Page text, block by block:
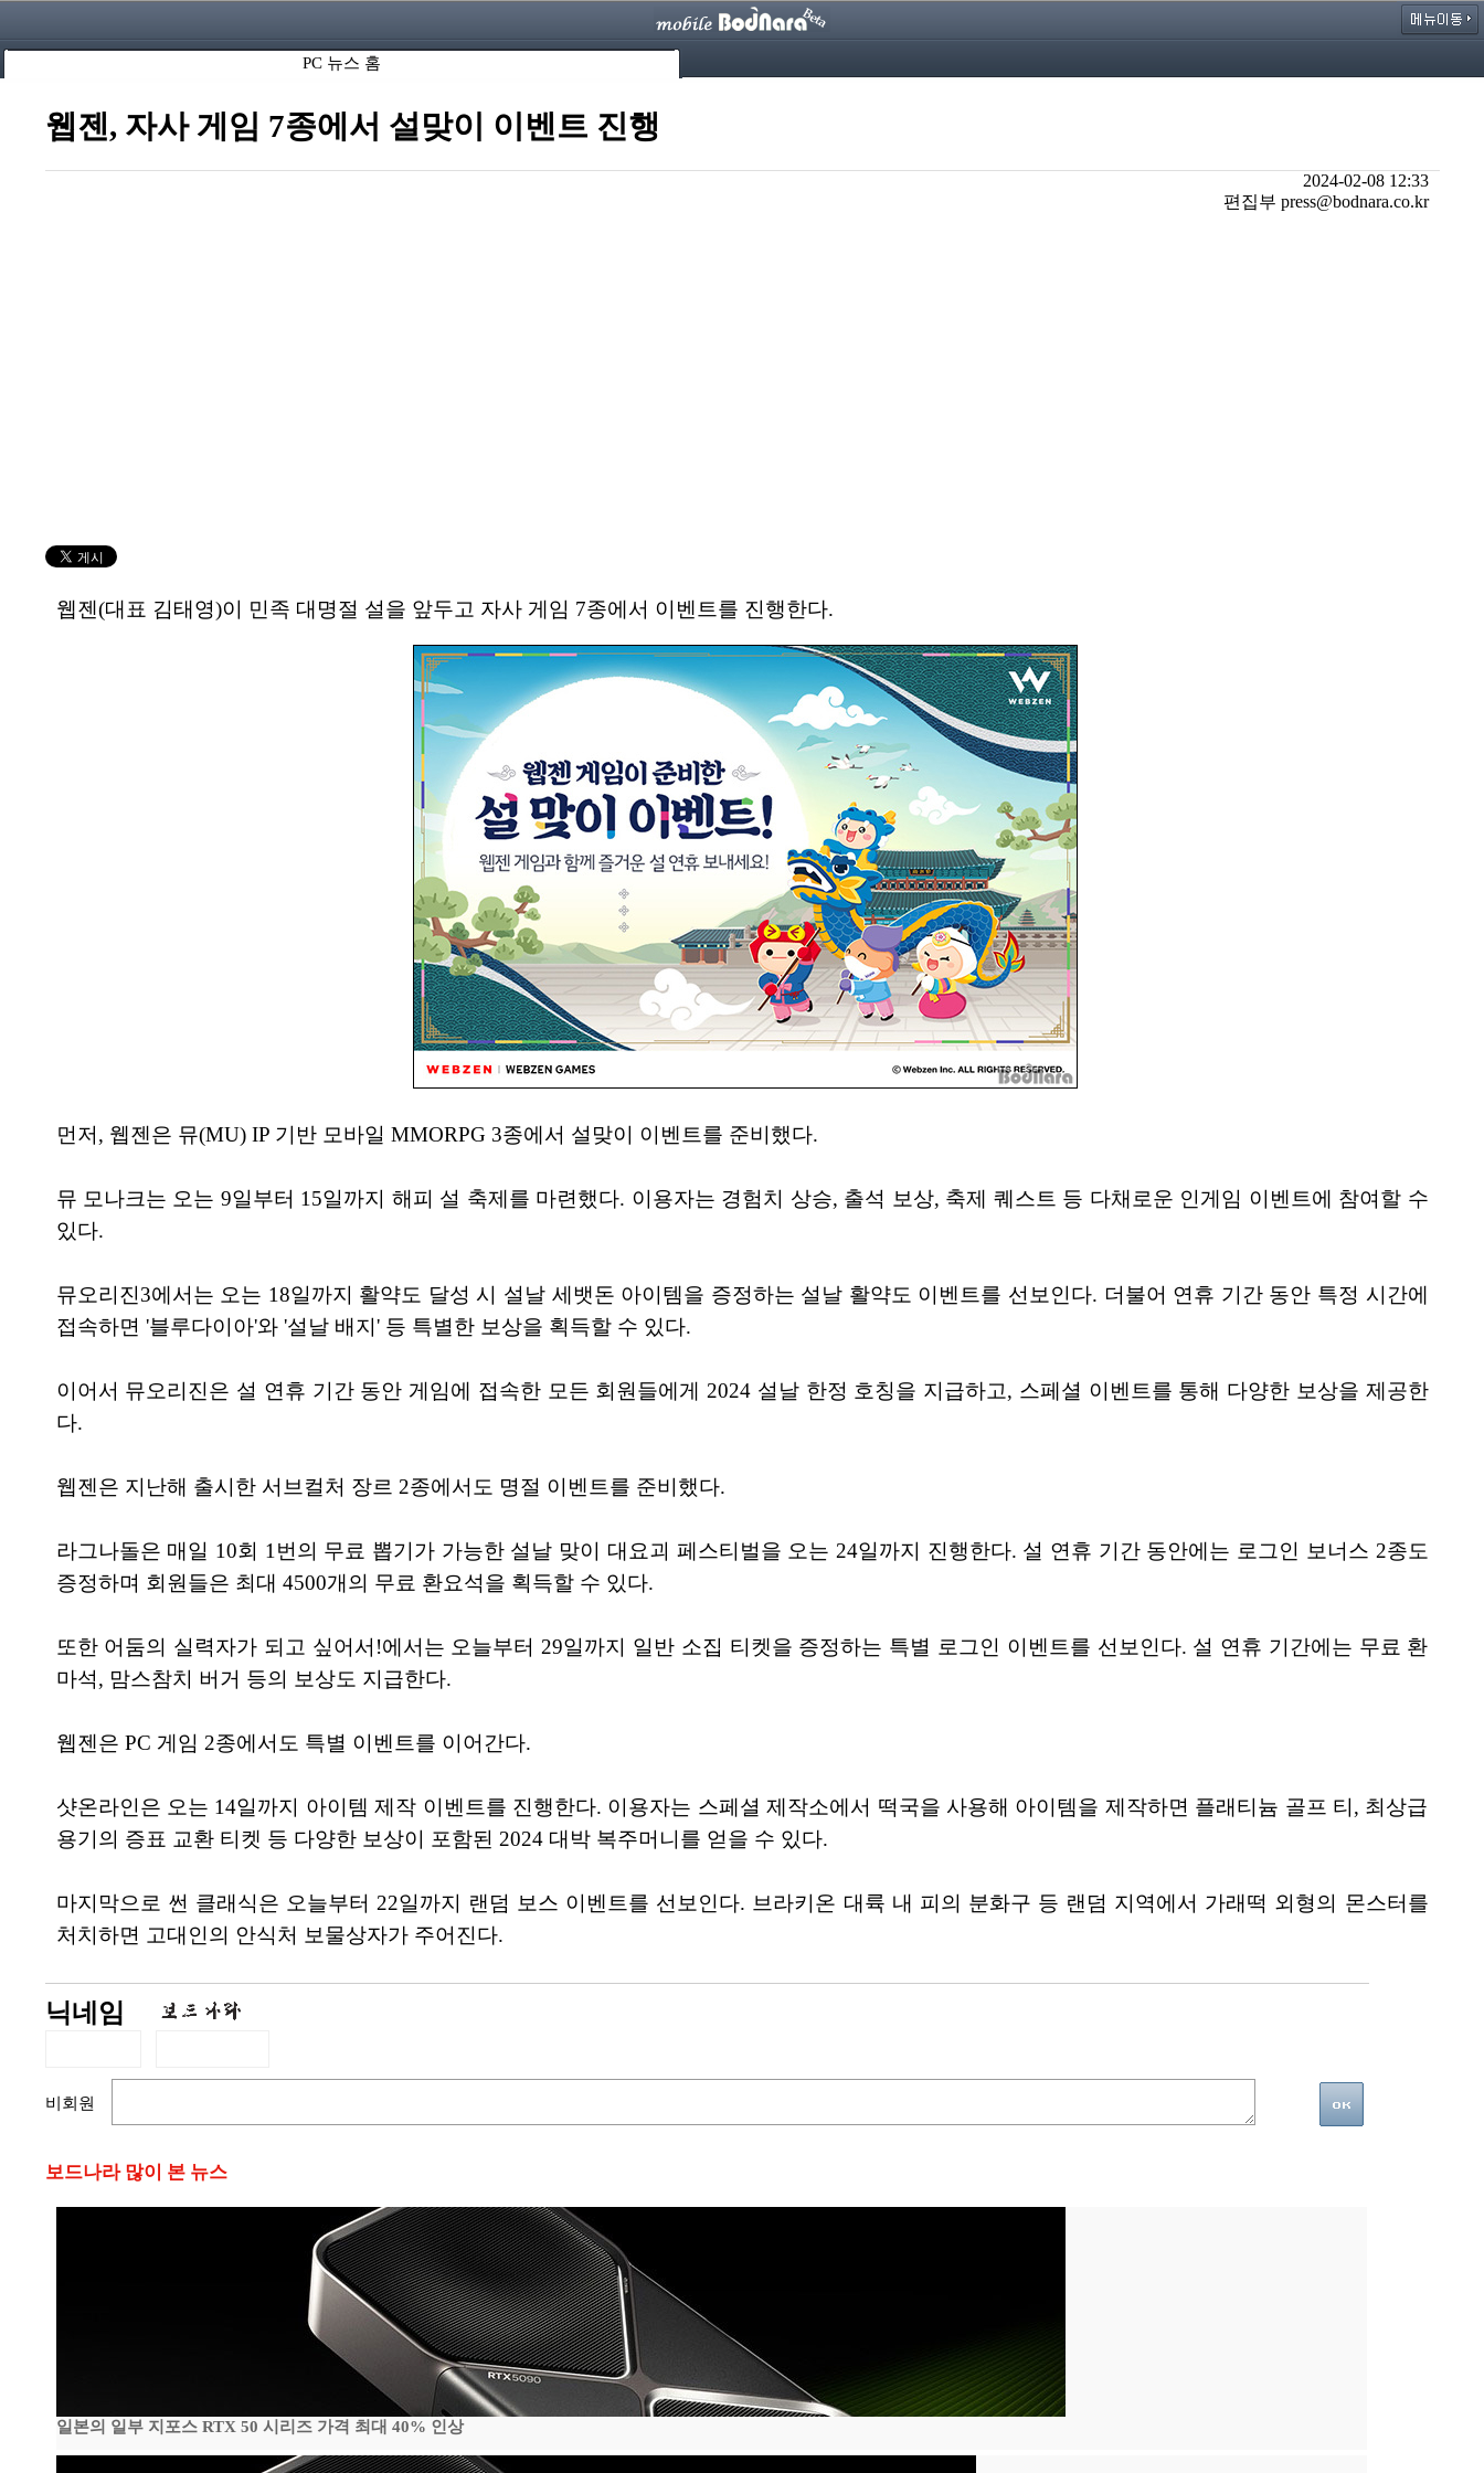
PC 뉴스 홈
웹젠, 자사 게임 7종에서 설맞이 이벤트 진행
2024-02-08 12:33
편집부 press@bodnara.co.kr
웹젠(대표 김태영)이 민족 대명절 설을 앞두고 자사 게임 7종에서 이벤트를 진행한다.
먼저, 웹젠은 뮤(MU) IP 기반 모바일 MMORPG 3종에서 설맞이 이벤트를 준비했다.
뮤 모나크는 오는 9일부터 15일까지 해피 설 축제를 마련했다. 이용자는 경험치 상승, 출석 보상, 축제 퀘스트 등 다채로운 인게임 이벤트에 참여할 수
있다.
뮤오리진3에서는 오는 18일까지 활약도 달성 시 설날 세뱃돈 아이템을 증정하는 설날 활약도 이벤트를 선보인다. 더불어 연휴 기간 동안 특정 시간에
접속하면 '블루다이아'와 '설날 배지' 등 특별한 보상을 획득할 수 있다.
이어서 뮤오리진은 설 연휴 기간 동안 게임에 접속한 모든 회원들에게 2024 설날 한정 호칭을 지급하고, 스페셜 이벤트를 통해 다양한 보상을 제공한
다.
웹젠은 지난해 출시한 서브컬처 장르 2종에서도 명절 이벤트를 준비했다.
라그나돌은 매일 10회 1번의 무료 뽑기가 가능한 설날 맞이 대요괴 페스티벌을 오는 24일까지 진행한다. 설 연휴 기간 동안에는 로그인 보너스 2종도
증정하며 회원들은 최대 4500개의 무료 환요석을 획득할 수 있다.
또한 어둠의 실력자가 되고 싶어서!에서는 오늘부터 29일까지 일반 소집 티켓을 증정하는 특별 로그인 이벤트를 선보인다. 설 연휴 기간에는 무료 환
마석, 맘스참치 버거 등의 보상도 지급한다.
웹젠은 PC 게임 2종에서도 특별 이벤트를 이어간다.
샷온라인은 오는 14일까지 아이템 제작 이벤트를 진행한다. 이용자는 스페셜 제작소에서 떡국을 사용해 아이템을 제작하면 플래티늄 골프 티, 최상급
용기의 증표 교환 티켓 등 다양한 보상이 포함된 2024 대박 복주머니를 얻을 수 있다.
마지막으로 썬 클래식은 오늘부터 22일까지 랜덤 보스 이벤트를 선보인다. 브라키온 대륙 내 피의 분화구 등 랜덤 지역에서 가래떡 외형의 몬스터를
처치하면 고대인의 안식처 보물상자가 주어진다.
닉네임
비회원
보드나라 많이 본 뉴스
일본의 일부 지포스 RTX 50 시리즈 가격 최대 40% 인상